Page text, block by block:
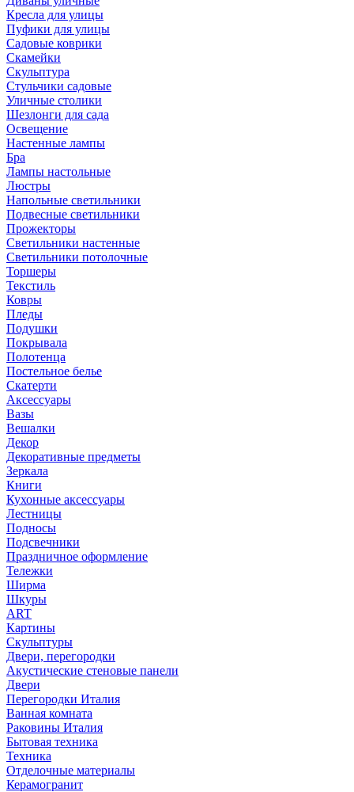
Кресла для улицы
Пуфики для улицы
Садовые коврики
Скамейки
Скульптура
Стульчики садовые
Уличные столики
Шезлонги для сада
Освещение
Hастенные лампы
Бра
Лампы настольные
Люстры
Напольные светильники
Подвесные светильники
Прожекторы
Светильники настенные
Светильники потолочные
Торшеры
Текстиль
Ковры
Пледы
Подушки
Покрывала
Полотенца
Постельное белье
Скатерти
Аксессуары
Вазы
Вешалки
Декор
Декоративные предметы
Зеркала
Книги
Кухонные аксессуары
Лестницы
Подносы
Подсвечники
Праздничное оформление
Тележки
Ширма
Шкуры
ART
Картины
Скульптуры
Двери, перегородки
Акустические стеновые панели
Двери
Перегородки Италия
Ванная комната
Раковины Италия
Бытовая техника
Техника
Отделочные материалы
Керамогранит